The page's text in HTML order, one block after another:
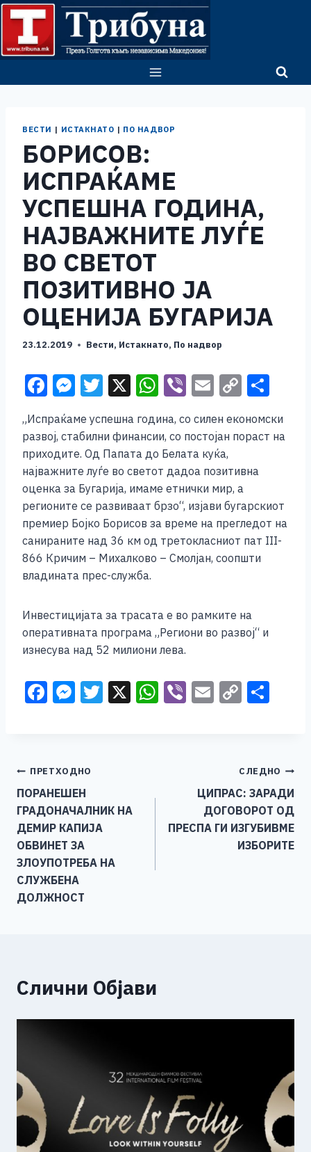
Skip
content
ВЕСТИ | ИСТАКНАТО | ПО НАДВОР
БОРИСОВ:
ИСПРАЌАМЕ
УСПЕШНА ГОДИНА,
НАЈВАЖНИТЕ ЛУЃЕ
ВО СВЕТОТ
ПОЗИТИВНО ЈА
ОЦЕНИЈА БУГАРИЈА
23.12.2019 Вести, Истакнато, По надвор
F
c
e
b
o
o
k
M
ss
e
n
g
er
T
tt
er
X W
at
s
A
p
p
Vi
er
E
ai
l
C
p
y
Li
n
k
ar
„Испраќаме успешна година, со силен економски
развој, стабилни финансии, со постојан пораст на
приходите. Од Папата до Белата куќа,
најважните луѓе во светот дадоа позитивна
оценка за Бугарија, имаме етнички мир, а
регионите се развиваат брзо“, изјави бугарскиот
премиер Бојко Борисов за време на прегледот на
санираните над 36 км од третокласниот пат III-
866 Кричим – Михалково – Смолјан, соопшти
владината прес-служба.
Инвестицијата за трасата е во рамките на
оперативната програма „Региони во развој“ и
изнесува над 52 милиони лева.
F
b
o
o
k
M
n
g
er
T X W
p
Vi E C
Li
n
k
Навигација
на
напис
ПРЕТХОДНО
ПОРАНЕШЕН
ГРАДОНАЧАЛНИК НА
ДЕМИР КАПИЈА
ОБВИНЕТ ЗА
ЗЛОУПОТРЕБА НА
СЛУЖБЕНА
ДОЛЖНОСТ
СЛЕДНО
ЦИПРАС: ЗАРАДИ
ДОГОВОРОТ ОД
ПРЕСПА ГИ ИЗГУБИВМЕ
ИЗБОРИТЕ
Слични Објави